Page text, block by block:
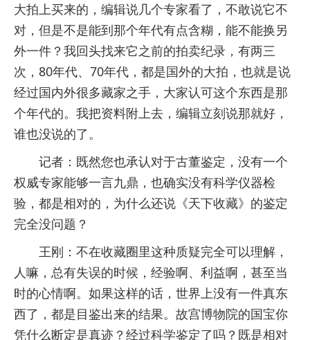
大拍上买来的，编辑说几个专家看了，不敢说它不
对，但是不是能到那个年代有点含糊，能不能换另
外一件？我回头找来它之前的拍卖纪录，有两三
次，80年代、70年代，都是国外的大拍，也就是说
经过国内外很多藏家之手，大家认可这个东西是那
个年代的。我把资料附上去，编辑立刻说那就好，
谁也没说的了。
记者：既然您也承认对于古董鉴定，没有一个
权威专家能够一言九鼎，也确实没有科学仪器检
验，都是相对的，为什么还说《天下收藏》的鉴定
完全没问题？
王刚：不在收藏圈里这种质疑完全可以理解，
人嘛，总有失误的时候，经验啊、利益啊，甚至当
时的心情啊。如果这样的话，世界上没有一件真东
西了，都是目鉴出来的结果。故宫博物院的国宝你
凭什么断定是真迹？经过科学鉴定了吗？既是相对